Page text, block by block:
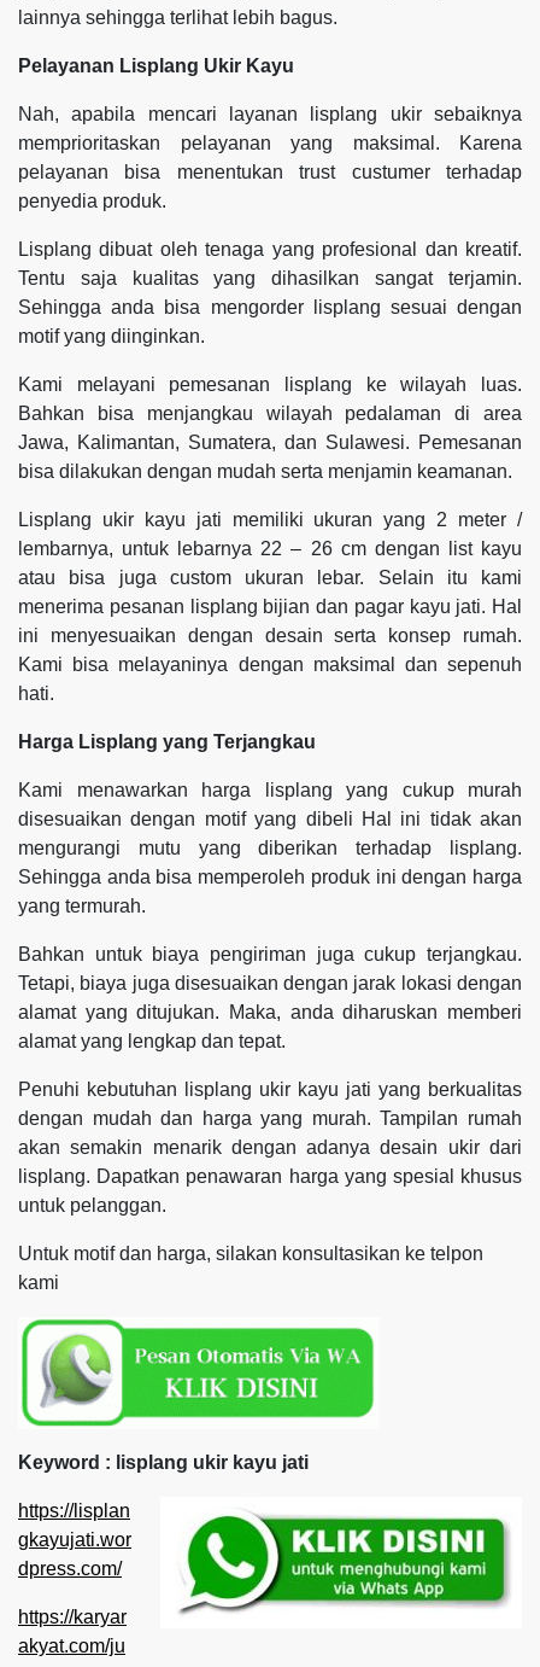
lainnya sehingga terlihat lebih bagus.
Pelayanan Lisplang Ukir Kayu
Nah, apabila mencari layanan lisplang ukir sebaiknya
memprioritaskan pelayanan yang maksimal. Karena
pelayanan bisa menentukan trust custumer terhadap
penyedia produk.
Lisplang dibuat oleh tenaga yang profesional dan kreatif.
Tentu saja kualitas yang dihasilkan sangat terjamin.
Sehingga anda bisa mengorder lisplang sesuai dengan
motif yang diinginkan.
Kami melayani pemesanan lisplang ke wilayah luas.
Bahkan bisa menjangkau wilayah pedalaman di area
Jawa, Kalimantan, Sumatera, dan Sulawesi. Pemesanan
bisa dilakukan dengan mudah serta menjamin keamanan.
Lisplang ukir kayu jati memiliki ukuran yang 2 meter /
lembarnya, untuk lebarnya 22 – 26 cm dengan list kayu
atau bisa juga custom ukuran lebar. Selain itu kami
menerima pesanan lisplang bijian dan pagar kayu jati. Hal
ini menyesuaikan dengan desain serta konsep rumah.
Kami bisa melayaninya dengan maksimal dan sepenuh
hati.
Harga Lisplang yang Terjangkau
Kami menawarkan harga lisplang yang cukup murah
disesuaikan dengan motif yang dibeli Hal ini tidak akan
mengurangi mutu yang diberikan terhadap lisplang.
Sehingga anda bisa memperoleh produk ini dengan harga
yang termurah.
Bahkan untuk biaya pengiriman juga cukup terjangkau.
Tetapi, biaya juga disesuaikan dengan jarak lokasi dengan
alamat yang ditujukan. Maka, anda diharuskan memberi
alamat yang lengkap dan tepat.
Penuhi kebutuhan lisplang ukir kayu jati yang berkualitas
dengan mudah dan harga yang murah. Tampilan rumah
akan semakin menarik dengan adanya desain ukir dari
lisplang. Dapatkan penawaran harga yang spesial khusus
untuk pelanggan.
Untuk motif dan harga, silakan konsultasikan ke telpon
kami
Keyword : lisplang ukir kayu jati
https://lisplan
gkayujati.wor
dpress.com/
https://karyar
akyat.com/ju